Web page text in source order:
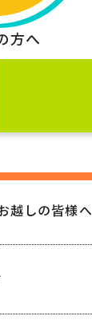
方へ
越しの皆様へ